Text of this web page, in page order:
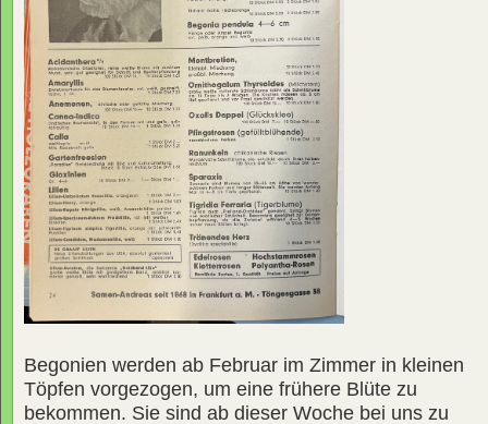
Begonien werden ab Februar im Zimmer in kleinen
Töpfen vorgezogen, um eine frühere Blüte zu
bekommen. Sie sind ab dieser Woche bei uns zu